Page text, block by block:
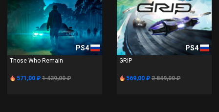
PS4
Those Who Remain
571,00 ₽ 1 429,00 ₽
PS4
GRIP
569,00 ₽ 2 849,00 ₽